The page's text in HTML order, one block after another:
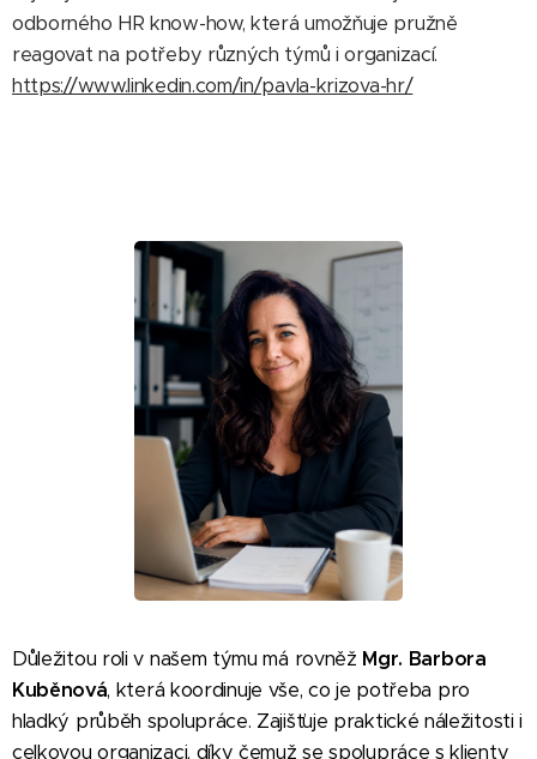
odborného HR know-how, která umožňuje pružně
reagovat na potřeby různých týmů i organizací.
https://www.linkedin.com/in/pavla-krizova-hr/
Důležitou roli v našem týmu má rovněž Mgr. Barbora
Kuběnová, která koordinuje vše, co je potřeba pro
hladký průběh spolupráce. Zajišťuje praktické náležitosti i
celkovou organizaci, díky čemuž se spolupráce s klienty